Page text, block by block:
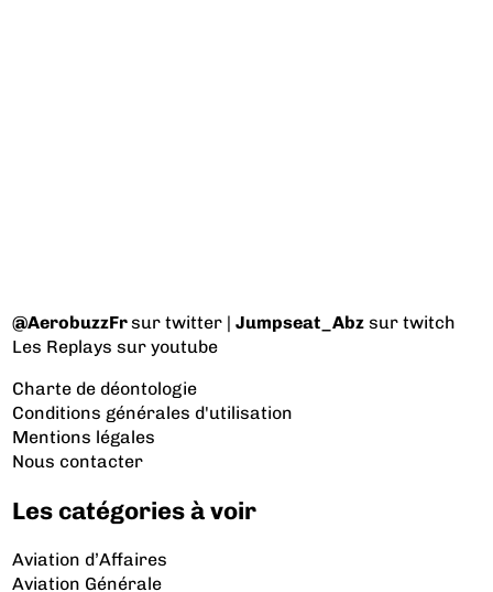
@AerobuzzFrsur twitter |Jumpseat_Abz sur twitch
Les Replays sur youtube
Charte de déontologie
Conditions générales d'utilisation
Mentions légales
Nous contacter
Les catégories à voir
Aviation d’Affaires
Aviation Générale